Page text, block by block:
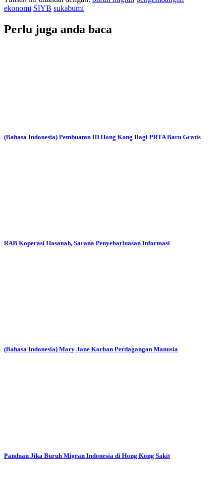
ekonomi SIYB sukabumi
Perlu juga anda baca
(Bahasa Indonesia) Pembuatan ID Hong Kong Bagi PRTA Baru Gratis
RAB Koperasi Hasanah, Sarana Penyebarluasan Informasi
(Bahasa Indonesia) Mary Jane Korban Perdagangan Manusia
Panduan Jika Buruh Migran Indonesia di Hong Kong Sakit